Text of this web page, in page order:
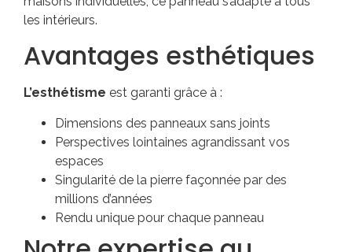
les intérieurs.
Avantages esthétiques
L’esthétisme est garanti grâce à :
Dimensions des panneaux sans joints
Perspectives lointaines agrandissant vos
espaces
Singularité de la pierre façonnée par des
millions d’années
Rendu unique pour chaque panneau